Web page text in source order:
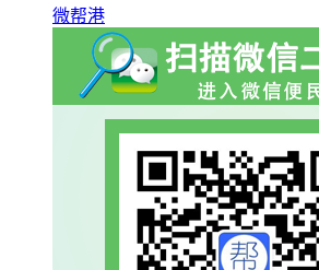
微帮港